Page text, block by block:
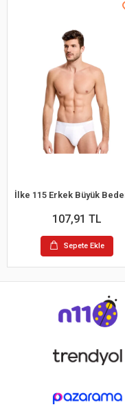
107,91 TL
Sepete Ekle